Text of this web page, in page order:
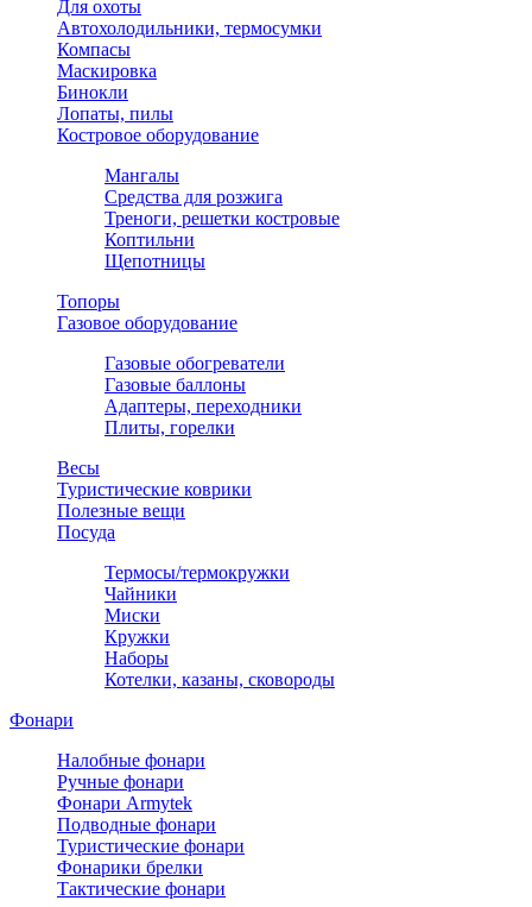
Для охоты
Автохолодильники, термосумки
Компасы
Маскировка
Бинокли
Лопаты, пилы
Костровое оборудование
Мангалы
Средства для розжига
Треноги, решетки костровые
Коптильни
Щепотницы
Топоры
Газовое оборудование
Газовые обогреватели
Газовые баллоны
Адаптеры, переходники
Плиты, горелки
Весы
Туристические коврики
Полезные вещи
Посуда
Термосы/термокружки
Чайники
Миски
Кружки
Наборы
Котелки, казаны, сковороды
Фонари
Налобные фонари
Ручные фонари
Фонари Armytek
Подводные фонари
Туристические фонари
Фонарики брелки
Тактические фонари